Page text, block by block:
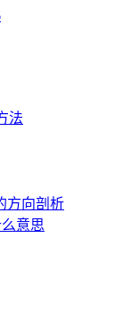
法
方向剖析
意思